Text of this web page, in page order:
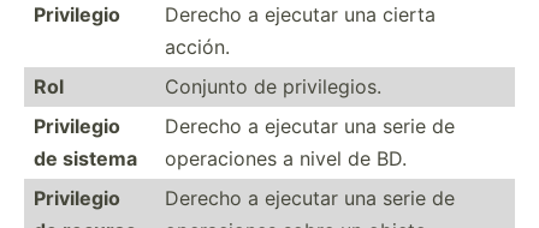
Privilegio
Derecho a ejecutar una cierta
acción.
Rol
Conjunto de privil­egios.
Privilegio
de sistema
Derecho a ejecutar una serie de
operac­iones a nivel de BD.
Privilegio
Derecho a ejecutar una serie de